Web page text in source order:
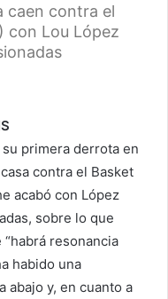
caen contra el
con Lou López
primera derrota en
contra el Basket
acabó con López
sobre lo que
resonancia
habido una
abajo y, en cuanto a